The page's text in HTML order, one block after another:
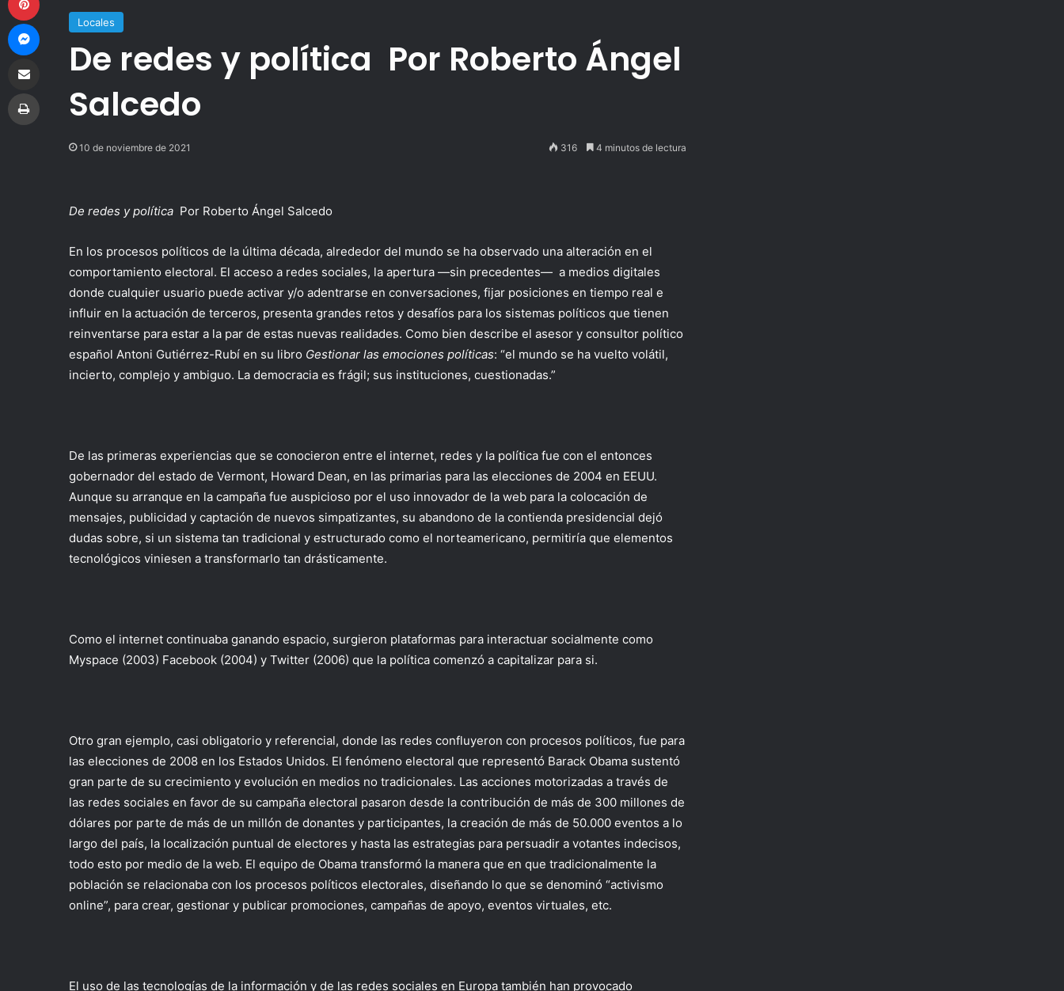
Locales
De redes y política Por Roberto Ángel
Salcedo
10 de noviembre de 2021 316 4 minutos de lectura
De redes y política Por Roberto Ángel Salcedo
En los procesos políticos de la última década, alrededor del mundo se ha observado una alteración en el
comportamiento electoral. El acceso a redes sociales, la apertura —sin precedentes— a medios digitales
donde cualquier usuario puede activar y/o adentrarse en conversaciones, fijar posiciones en tiempo real e
influir en la actuación de terceros, presenta grandes retos y desafíos para los sistemas políticos que tienen
reinventarse para estar a la par de estas nuevas realidades. Como bien describe el asesor y consultor político
español Antoni Gutiérrez-Rubí en su libro Gestionar las emociones políticas: “el mundo se ha vuelto volátil,
incierto, complejo y ambiguo. La democracia es frágil; sus instituciones, cuestionadas.”
De las primeras experiencias que se conocieron entre el internet, redes y la política fue con el entonces
gobernador del estado de Vermont, Howard Dean, en las primarias para las elecciones de 2004 en EEUU.
Aunque su arranque en la campaña fue auspicioso por el uso innovador de la web para la colocación de
mensajes, publicidad y captación de nuevos simpatizantes, su abandono de la contienda presidencial dejó
dudas sobre, si un sistema tan tradicional y estructurado como el norteamericano, permitiría que elementos
tecnológicos viniesen a transformarlo tan drásticamente.
Como el internet continuaba ganando espacio, surgieron plataformas para interactuar socialmente como
Myspace (2003) Facebook (2004) y Twitter (2006) que la política comenzó a capitalizar para si.
Otro gran ejemplo, casi obligatorio y referencial, donde las redes confluyeron con procesos políticos, fue para
las elecciones de 2008 en los Estados Unidos. El fenómeno electoral que representó Barack Obama sustentó
gran parte de su crecimiento y evolución en medios no tradicionales. Las acciones motorizadas a través de
las redes sociales en favor de su campaña electoral pasaron desde la contribución de más de 300 millones de
dólares por parte de más de un millón de donantes y participantes, la creación de más de 50.000 eventos a lo
largo del país, la localización puntual de electores y hasta las estrategias para persuadir a votantes indecisos,
todo esto por medio de la web. El equipo de Obama transformó la manera que en que tradicionalmente la
población se relacionaba con los procesos políticos electorales, diseñando lo que se denominó “activismo
online”, para crear, gestionar y publicar promociones, campañas de apoyo, eventos virtuales, etc.
El uso de las tecnologías de la información y de las redes sociales en Europa también han provocado
Messenger
Compartir por correo electrónico
Imprimir